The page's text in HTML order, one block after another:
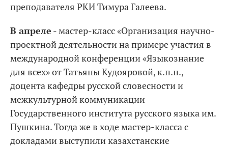
преподавателя РКИ Тимура Галеева.
В апреле - мастер-класс «Организация научно-
проектной деятельности на примере участия в
международной конференции «Языкознание
для всех» от Татьяны Кудояровой, к.п.н.,
доцента кафедры русской словесности и
межкультурной коммуникации
Государственного института русского языка им.
Пушкина. Тогда же в ходе мастер-класса с
докладами выступили казахстанские